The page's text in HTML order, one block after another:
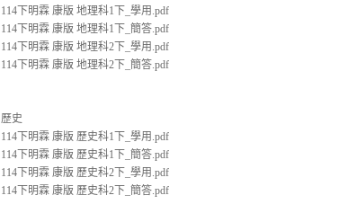
114下明霖 康版 地理科1下_學用.pdf
114下明霖 康版 地理科1下_簡答.pdf
114下明霖 康版 地理科2下_學用.pdf
114下明霖 康版 地理科2下_簡答.pdf
歷史
114下明霖 康版 歷史科1下_學用.pdf
114下明霖 康版 歷史科1下_簡答.pdf
114下明霖 康版 歷史科2下_學用.pdf
114下明霖 康版 歷史科2下_簡答.pdf